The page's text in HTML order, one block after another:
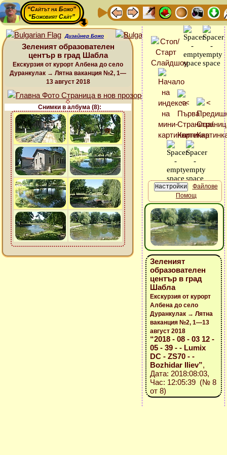
“Сайтът на Божо”
“Божовият Сайт”
Дизайнер Божо
Зеленият образователен
център в град Шабла
Екскурзия от курорт Албена до село
Дуранкулак → Лятна ваканция №2, 1—
13 август 2018
Снимки в албума (8):
Файлове
Помощ
Зеленият
образователен
център в град
Шабла
Екскурзия от курорт
Албена до село
Дуранкулак → Лятна
ваканция №2, 1—13
август 2018
“2018 - 08 - 03 12 -
05 - 39 - - Lumix
DC - ZS70 - -
Bozhidar Iliev”,
Дата: 2018:08:03,
Час: 12:05:39 (№ 8
от 8)